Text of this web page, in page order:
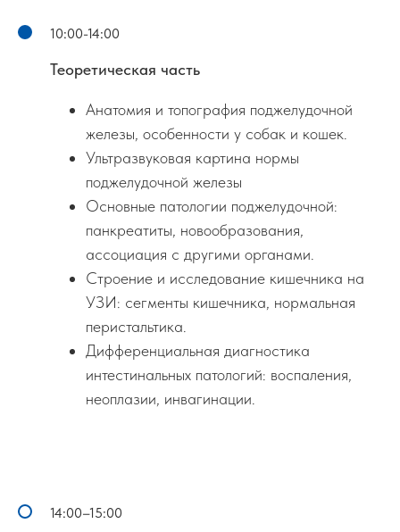
10:00-14:00
Теоретическая часть
Анатомия и топография поджелудочной
железы, особенности у собак и кошек.
Ультразвуковая картина нормы
поджелудочной железы
Основные патологии поджелудочной:
панкреатиты, новообразования,
ассоциация с другими органами.
Строение и исследование кишечника на
УЗИ: сегменты кишечника, нормальная
перистальтика.
Дифференциальная диагностика
интестинальных патологий: воспаления,
неоплазии, инвагинации.
14:00–15:00